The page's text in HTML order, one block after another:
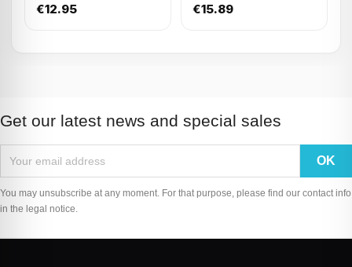
€12.95 €15.89
Get our latest news and special sales
You may unsubscribe at any moment. For that purpose, please find our contact info
in the legal notice.